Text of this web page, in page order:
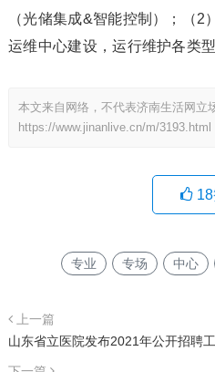
（光储集成&智能控制）；（
运维中心建设，运行维护各类型
本文来自网络，不代表济南生活网立
https://www.jinanlive.cn/m/3193.html
18
专业 专场 中心
上一篇
山东省立医院发布2021年公开招聘